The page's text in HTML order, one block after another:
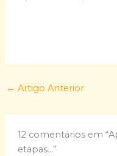
← Artigo Anterior
12 comentários em
etapas…”